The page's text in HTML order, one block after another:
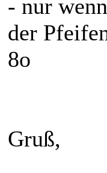
- nur
der
8o
Gruß,